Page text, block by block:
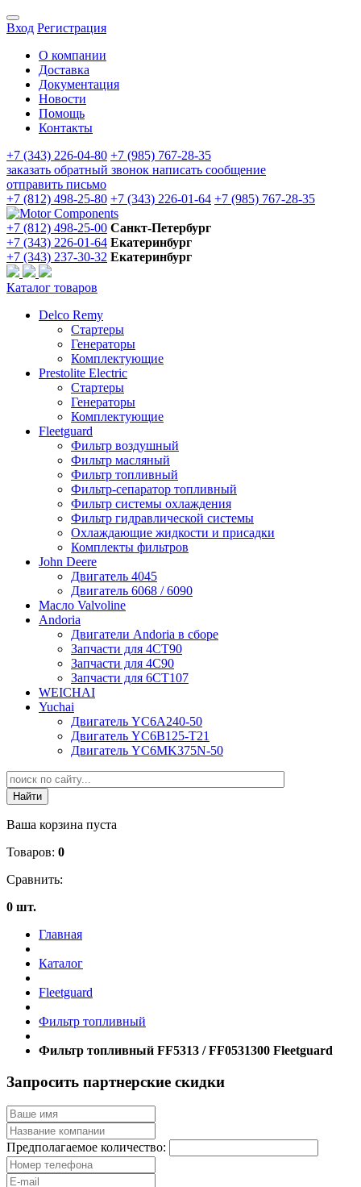
Вход Регистрация
О компании
Доставка
Документация
Новости
Помощь
Контакты
+7 (343) 226-04-80 +7 (985) 767-28-35
заказать обратный звонок написать сообщение
отправить письмо
+7 (812) 498-25-80 +7 (343) 226-01-64 +7 (985) 767-28-35
+7 (812) 498-25-00 Санкт-Петербург
+7 (343) 226-01-64 Екатеринбург
+7 (343) 237-30-32 Екатеринбург
Каталог товаров
Delco Remy
Стартеры
Генераторы
Комплектующие
Prestolite Electric
Стартеры
Генераторы
Комплектующие
Fleetguard
Фильтр воздушный
Фильтр масляный
Фильтр топливный
Фильтр-сепаратор топливный
Фильтр системы охлаждения
Фильтр гидравлической системы
Охлаждающие жидкости и присадки
Комплекты фильтров
John Deere
Двигатель 4045
Двигатель 6068 / 6090
Масло Valvoline
Andoria
Двигатели Andoria в сборе
Запчасти для 4CT90
Запчасти для 4С90
Запчасти для 6CT107
WEICHAI
Yuchai
Двигатель YC6A240-50
Двигатель YC6B125-T21
Двигатель YC6MK375N-50
Ваша корзина пуста
Товаров: 0
Сравнить:
0 шт.
Главная
Каталог
Fleetguard
Фильтр топливный
Фильтр топливный FF5313 / FF0531300 Fleetguard
Запросить партнерские скидки
Предполагаемое количество: